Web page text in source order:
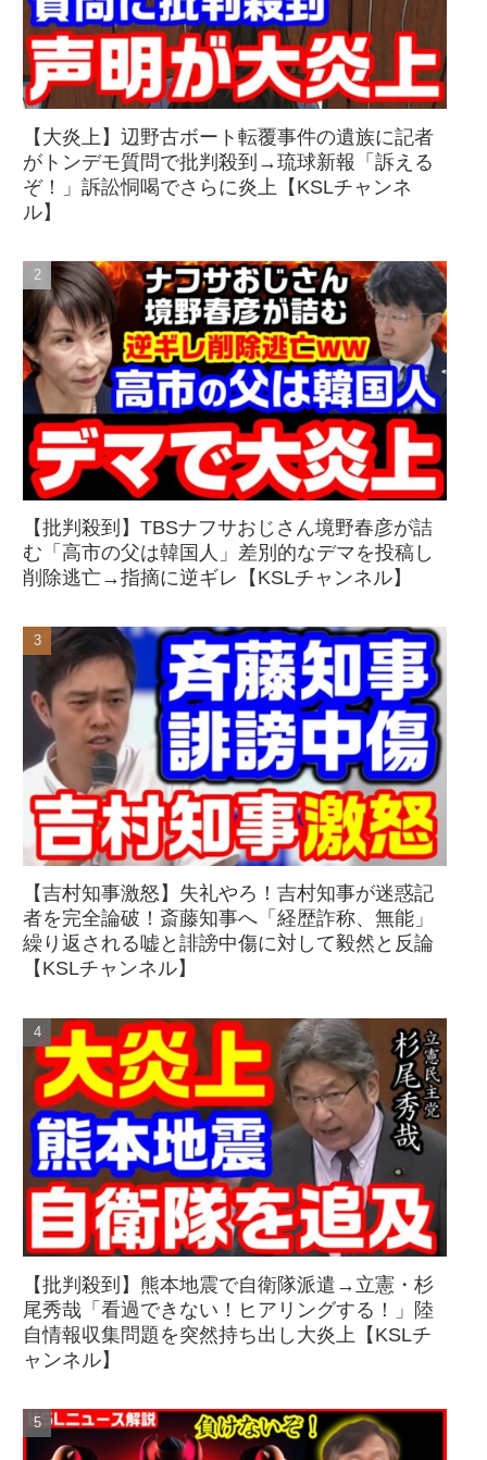
【大炎上】辺野古ボート転覆事件の遺族に記者
がトンデモ質問で批判殺到→琉球新報「訴える
ぞ！」訴訟恫喝でさらに炎上【KSLチャンネ
ル】
【批判殺到】TBSナフサおじさん境野春彦が詰
む「高市の父は韓国人」差別的なデマを投稿し
削除逃亡→指摘に逆ギレ【KSLチャンネル】
【吉村知事激怒】失礼やろ！吉村知事が迷惑記
者を完全論破！斎藤知事へ「経歴詐称、無能」
繰り返される嘘と誹謗中傷に対して毅然と反論
【KSLチャンネル】
【批判殺到】熊本地震で自衛隊派遣→立憲・杉
尾秀哉「看過できない！ヒアリングする！」陸
自情報収集問題を突然持ち出し大炎上【KSLチ
ャンネル】